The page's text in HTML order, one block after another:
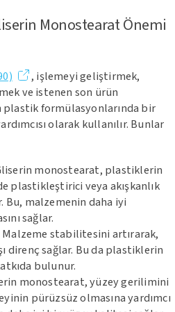
Monostearat Önemi
, işlemeyi geliştirmek,
ve istenen son ürün
formülasyonlarında bir
olarak kullanılır. Bunlar
monostearat, plastiklerin
plastikleştirici veya akışkanlık
Bu, malzemenin daha iyi
sağlar.
Malzeme stabilitesini artırarak,
direnç sağlar. Bu da plastiklerin
bulunur.
monostearat, yüzey gerilimini
pürüzsüz olmasına yardımcı